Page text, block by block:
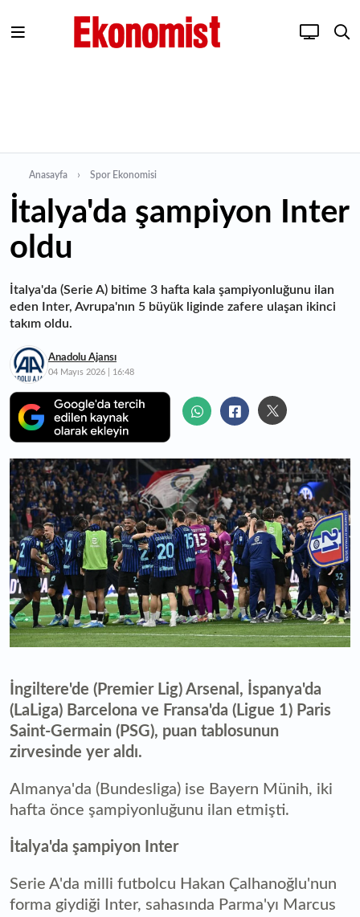
Anasayfa Spor Ekonomisi
İtalya'da şampiyon Inter
oldu
İtalya'da (Serie A) bitime 3 hafta kala şampiyonluğunu ilan
eden Inter, Avrupa'nın 5 büyük liginde zafere ulaşan ikinci
takım oldu.
Anadolu Ajansı
04 Mayıs 2026 | 16:48
İngiltere'de (Premier Lig) Arsenal, İspanya'da
(LaLiga) Barcelona ve Fransa'da (Ligue 1) Paris
Saint-Germain (PSG), puan tablosunun
zirvesinde yer aldı.
Almanya'da (Bundesliga) ise Bayern Münih, iki
hafta önce şampiyonluğunu ilan etmişti.
İtalya'da şampiyon Inter
Serie A'da milli futbolcu Hakan Çalhanoğlu'nun
forma giydiği Inter, sahasında Parma'yı Marcus